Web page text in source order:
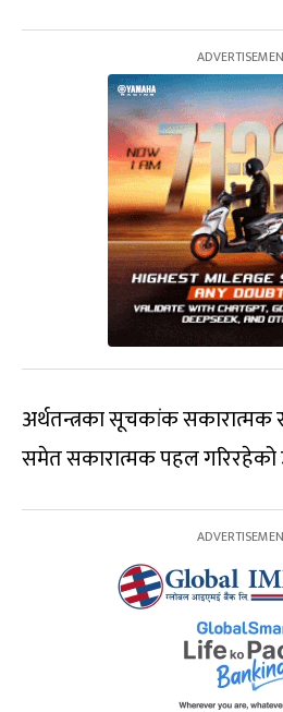
अर्थतन्त्रका सूचकांक सकारात्मक
समेत सकारात्मक पहल गरिरहेको